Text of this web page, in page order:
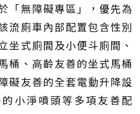
「無障礙專區」，優先為
流廁車內部配置包含性別
坐式廁間及小便斗廁間、
桶、高齡友善的坐式馬桶
礙友善的全套電動升降設
小淨噴頭等多項友善配